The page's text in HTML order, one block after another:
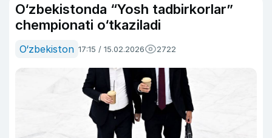
O‘zbekistonda “Yosh tadbirkorlar”
chempionati o‘tkaziladi
O‘zbekiston 17:15 / 15.02.2026 2722